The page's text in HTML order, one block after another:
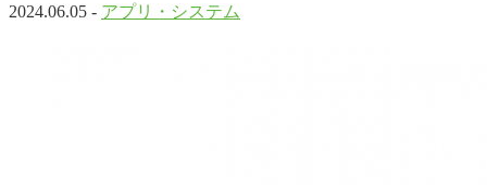
2024.06.05 - アプリ・システム